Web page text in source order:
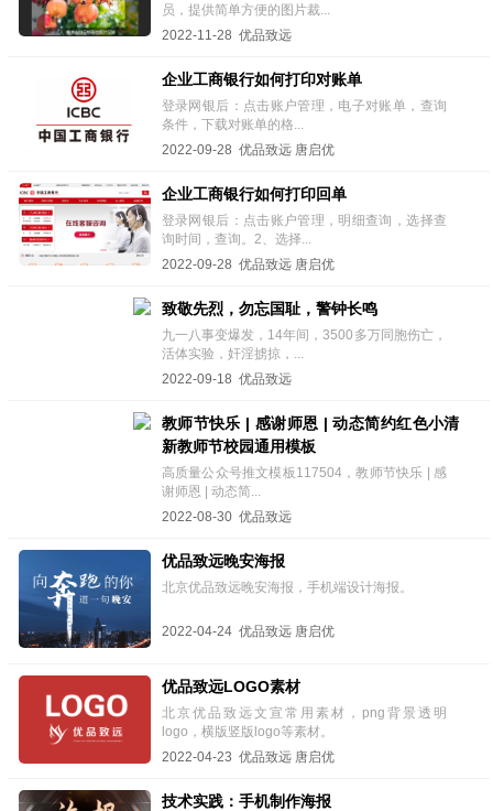
员，提供简单方便的图片裁...
2022-11-28 优品致远
企业工商银行如何打印对账单
登录网银后：点击账户管理，电子对账单，查询
条件，下载对账单的格...
2022-09-28 优品致远 唐启优
企业工商银行如何打印回单
登录网银后：点击账户管理，明细查询，选择查
询时间，查询。2、选择...
2022-09-28 优品致远 唐启优
致敬先烈，勿忘国耻，警钟长鸣
九一八事变爆发，14年间，3500多万同胞伤亡，
活体实验，奸淫掳掠，...
2022-09-18 优品致远
教师节快乐 | 感谢师恩 | 动态简约红色小清
新教师节校园通用模板
高质量公众号推文模板117504，教师节快乐 | 感
谢师恩 | 动态简...
2022-08-30 优品致远
优品致远晚安海报
北京优品致远晚安海报，手机端设计海报。
2022-04-24 优品致远 唐启优
优品致远LOGO素材
北京优品致远文宣常用素材，png背景透明
logo，横版竖版logo等素材。
2022-04-23 优品致远 唐启优
技术实践：手机制作海报